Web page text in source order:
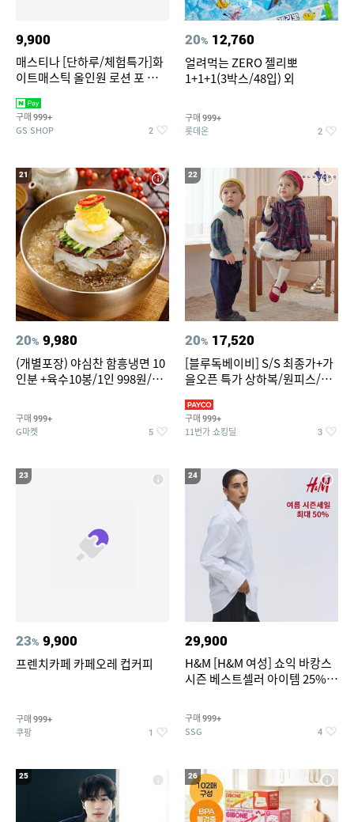
9,900
매스티나 [단하루/체험특가]화
이트매스틱 올인원 로션 포 맨
구매 999+
GS SHOP 2
20% 12,760
얼려먹는 ZERO 젤리뽀
1+1+1(3박스/48입) 외
구매 999+
롯데온 2
21
20% 9,980
(개별포장) 야심찬 함흥냉면 10
인분 +육수10봉/1인 998원/머
구매 999+
G마켓 5
22
20% 17,520
[블루독베이비] S/S 최종가+가
을오픈 특가 상하복/원피스/내
구매 999+
11번가 쇼킹딜 3
23
23% 9,900
프렌치카페 카페오레 컵커피
구매 999+
쿠팡 1
24
29,900
H&M [H&M 여성] 쇼익 바캉스
시즌 베스트셀러 아이템 25%
구매 999+
SSG 4
25 26